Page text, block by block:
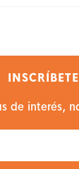
INSCRÍBETE
de interés,